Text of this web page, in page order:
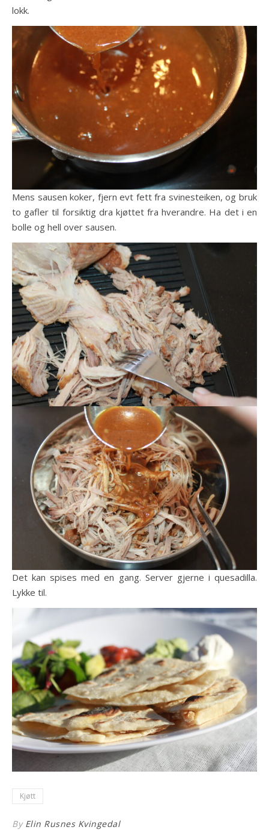
lokk.
Mens sausen koker, fjern evt fett fra svinesteiken, og bruk
to gafler til forsiktig dra kjøttet fra hverandre. Ha det i en
bolle og hell over sausen.
Det kan spises med en gang. Server gjerne i quesadilla.
Lykke til.
Kjøtt
By Elin Rusnes Kvingedal